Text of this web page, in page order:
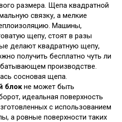
размера. Щепа квадратной
связку, а мелкие
Машины,
щепу, стоят в разы
делают квадратную щепу,
получить бесплатно чуть ли
производстве.
сосновая щепа.
блок не может быть
идеальная поверхность
с использованием
а ровные поверхности таких